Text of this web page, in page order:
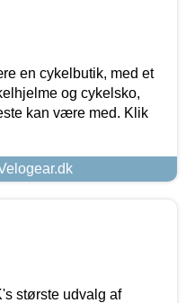
en cykelbutik, med et
og cykelsko,
kan være med. Klik
største udvalg af